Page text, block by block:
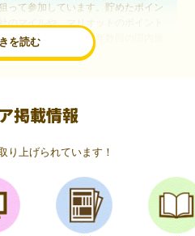
を読む
って参加しています。貯めたポイン
ことで、ほぼ無料で年数回の国内旅
モッピーは陸マイラーや旅行好きに
ョッピングが、モッピーでお得
めました。空いた時間にスマホで買
モッピーを経由するだけでショップ
が二重で貯まることを知り、ビック
グをモッピーを経由するだけでポイ
掲載情報
り上げられています！